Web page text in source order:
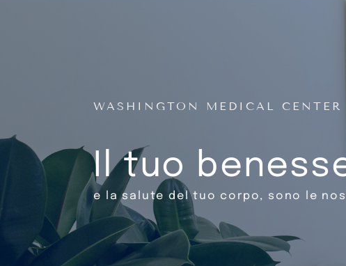
WASHINGTON MEDICAL CENTER
Il tuo
e la salute del tuo corpo, sono le